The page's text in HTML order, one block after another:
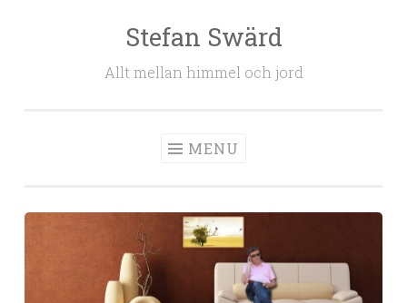
Stefan Swärd
Allt mellan himmel och jord
MENU